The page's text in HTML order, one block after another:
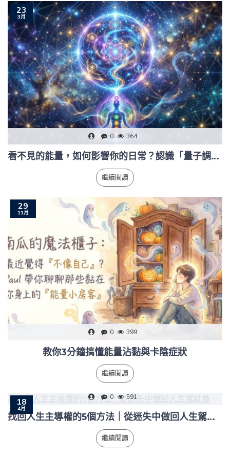
23
3月
0 364
看不見的能量，如何影響你的日常？認識「量子調頻」的奇妙力量
繼續閱讀
29
11月
0 399
教你3分鐘搞懂能量沾黏與卡陰症狀
繼續閱讀
18
4月
0 591
找回人生主導權的5個方法｜從迷失中做回人生駕駛員
繼續閱讀